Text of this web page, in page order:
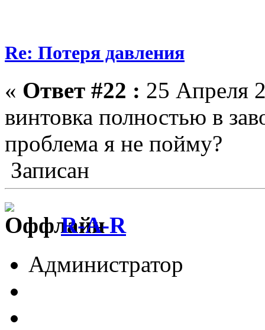
Re: Потеря давления
« Ответ #22 : 25 Апреля
винтовка полностью в
проблема я не пойму?
Записан
R-A-R
Администратор